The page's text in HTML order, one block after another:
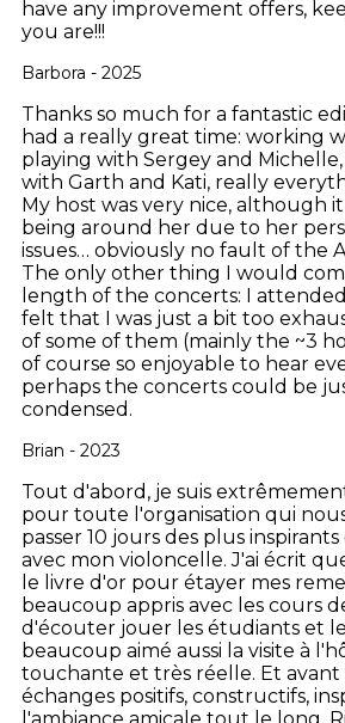
have any improvement offers,
you are!!!
Barbora - 2025
Thanks so much for a fantastic
had a really great time: working
playing with Sergey and
with Garth and Kati, really
My host was very nice, although
being around her due to her
issues… obviously no fault of the
The only other thing I would
length of the concerts: I
felt that I was just a bit too
of some of them (mainly the ~3
of course so enjoyable to hear
perhaps the concerts could be
condensed.
Brian - 2023
Tout d'abord, je suis
pour toute l'organisation qui
passer 10 jours des plus
avec mon violoncelle. J'ai écrit
le livre d'or pour étayer mes
beaucoup appris avec les cours
d'écouter jouer les étudiants et
beaucoup aimé aussi la visite à
touchante et très réelle. Et
échanges positifs, constructifs,
l'ambiance amicale tout le long.